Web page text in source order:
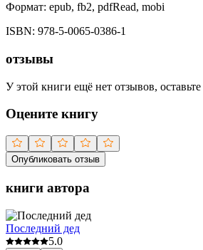
Формат: epub, fb2, pdfRead, mobi
ISBN: 978-5-0065-0386-1
отзывы
У этой книги ещё нет отзывов,
Оцените книгу
Опубликовать отзыв
книги автора
Последний дед
5.0